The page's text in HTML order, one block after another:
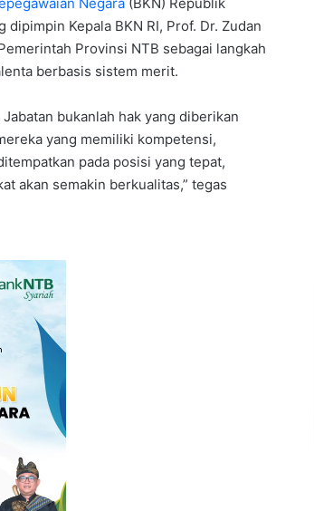
Kepala BKN RI, Prof. Dr. Zudan
Provinsi NTB sebagai langkah
berbasis sistem merit.
bukanlah hak yang diberikan
yang memiliki kompetensi,
pada posisi yang tepat,
akan semakin berkualitas,” tegas